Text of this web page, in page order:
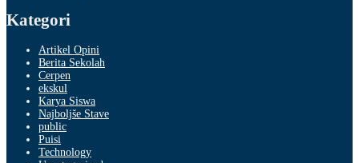
Kategori
Artikel Opini
Berita Sekolah
Cerpen
ekskul
Karya Siswa
Najboljše Stave
public
Puisi
Technology